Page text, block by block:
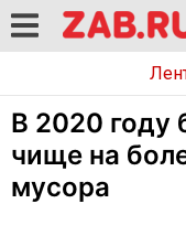
В 2020 году
чище на
мусора